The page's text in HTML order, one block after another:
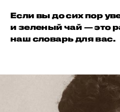
Если вы до сих пор
и зеленый чай — это
наш словарь для вас.